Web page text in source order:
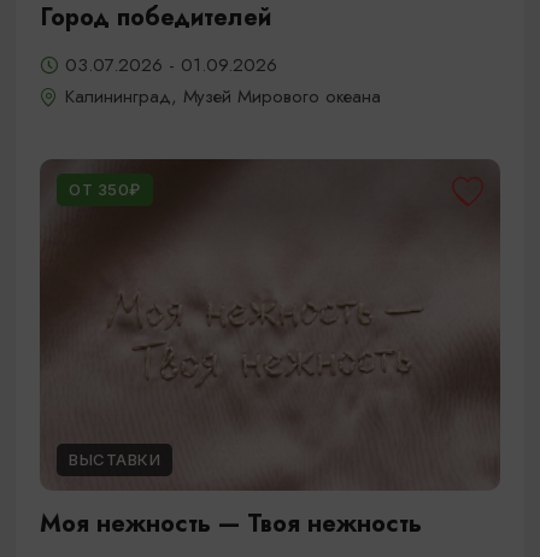
Город победителей
03.07.2026 - 01.09.2026
Калининград, Музей Мирового океана
ОТ 350₽
ВЫСТАВКИ
Моя нежность — Твоя нежность